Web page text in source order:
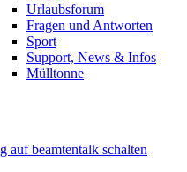
Urlaubsforum
Fragen und Antworten
Sport
Support, News & Infos
Mülltonne
auf beamtentalk schalten